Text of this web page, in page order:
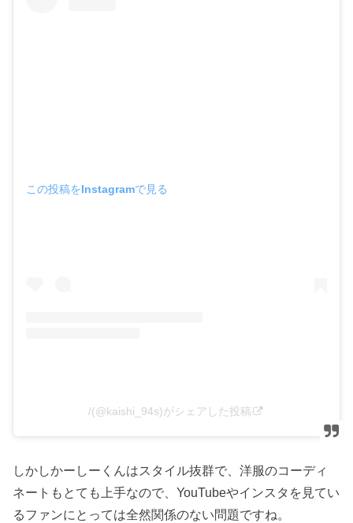
この投稿をInstagramで見る
/(@kaishi_94s)がシェアした投稿
しかしかーしーくんはスタイル抜群で、洋服のコーディ
ネートもとても上手なので、YouTubeやインスタを見てい
るファンにとっては全然関係のない問題ですね。